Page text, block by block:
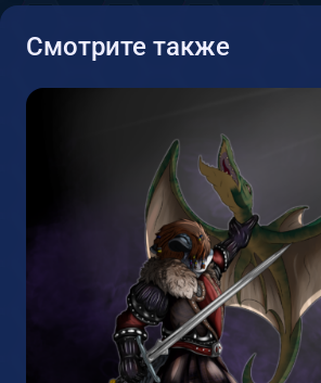
Смотрите также